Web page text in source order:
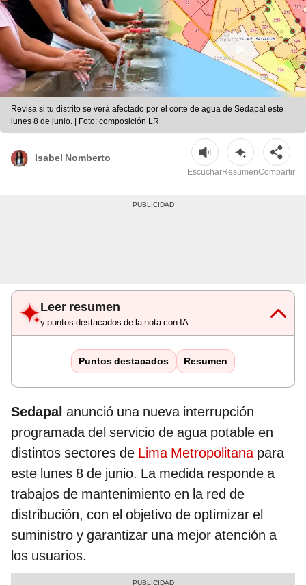
Revisa si tu distrito se verá afectado por el corte de agua de Sedapal este
lunes 8 de junio. | Foto: composición LR
Isabel Nomberto
EscucharResumenCompartir
Leer resumen
y puntos destacados de la nota con IA
Puntos destacados Resumen
Sedapal anunció una nueva interrupción
programada del servicio de agua potable en
distintos sectores de Lima Metropolitanapara
este lunes 8 de junio. La medida responde a
trabajos de mantenimiento en la red de
distribución, con el objetivo de optimizar el
suministro y garantizar una mejor atención a
los usuarios.